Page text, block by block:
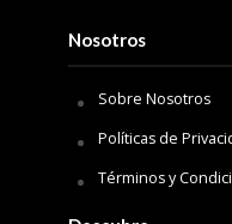
Nosotros
Sobre Nosotros
Políticas de
Términos y